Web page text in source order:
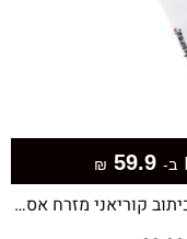
ב- 59.9
₪
גרבי כותנה גבוהות עם כיתוב קוריאני מזרח אסייתי – לבנות